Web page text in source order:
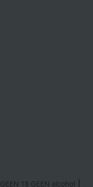
GEEN 18 GEEN alcohol